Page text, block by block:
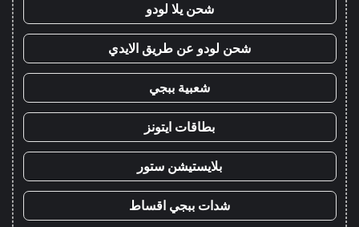
شحن يلا لودو
شحن لودو عن طريق الايدي
شعبية ببجي
بطاقات ايتونز
بلايستيشن ستور
شدات ببجي اقساط